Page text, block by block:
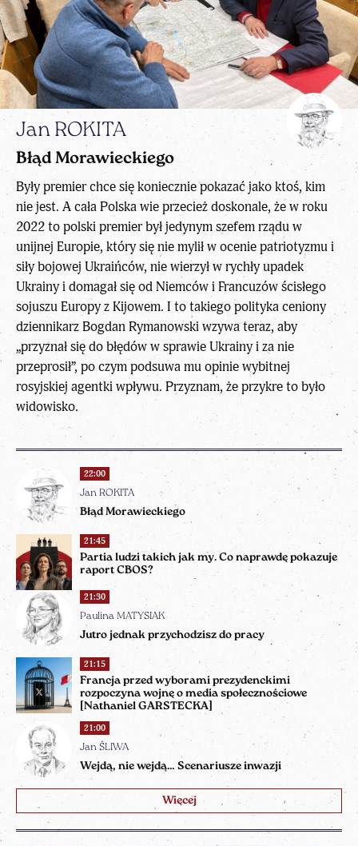
22:00
Jan ROKITA
Błąd Morawieckiego
21:45
Partia ludzi takich jak my. Co naprawdę pokazuje
raport CBOS?
21:30
Paulina MATYSIAK
Jutro jednak przychodzisz do pracy
21:15
Francja przed wyborami prezydenckimi
rozpoczyna wojnę o media społecznościowe
[Nathaniel GARSTECKA]
21:00
Jan ŚLIWA
Wejdą, nie wejdą… Scenariusze inwazji
Więcej
Jan ROKITA
Błąd Morawieckiego
Były premier chce się koniecznie pokazać jako ktoś, kim
nie jest. A cała Polska wie przecież doskonale, że w roku
2022 to polski premier był jedynym szefem rządu w
unijnej Europie, który się nie mylił w ocenie patriotyzmu i
siły bojowej Ukraińców, nie wierzył w rychły upadek
Ukrainy i domagał się od Niemców i Francuzów ścisłego
sojuszu Europy z Kijowem. I to takiego polityka ceniony
dziennikarz Bogdan Rymanowski wzywa teraz, aby
„przyznał się do błędów w sprawie Ukrainy i za nie
przeprosił”, po czym podsuwa mu opinie wybitnej
rosyjskiej agentki wpływu. Przyznam, że przykre to było
widowisko.